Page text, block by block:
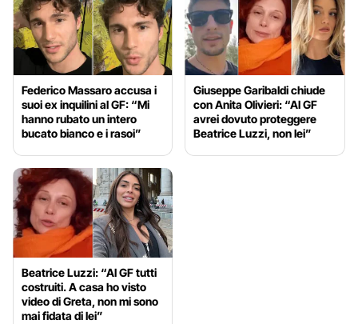
Federico Massaro accusa i
suoi ex inquilini al GF: “Mi
hanno rubato un intero
bucato bianco e i rasoi”
Giuseppe Garibaldi chiude
con Anita Olivieri: “Al GF
avrei dovuto proteggere
Beatrice Luzzi, non lei”
Beatrice Luzzi: “Al GF tutti
costruiti. A casa ho visto
video di Greta, non mi sono
mai fidata di lei”